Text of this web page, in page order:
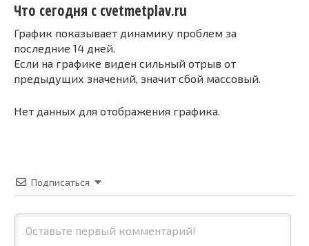
Что сегодня с cvetmetplav.ru
График показывает динамику проблем за
последние 14 дней.
Если на графике виден сильный отрыв от
предыдущих значений, значит сбой массовый.
Нет данных для отображения графика.
Подписаться